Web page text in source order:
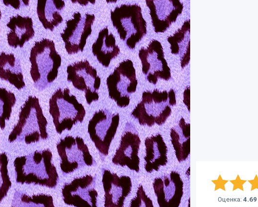
Оценка: 4.69